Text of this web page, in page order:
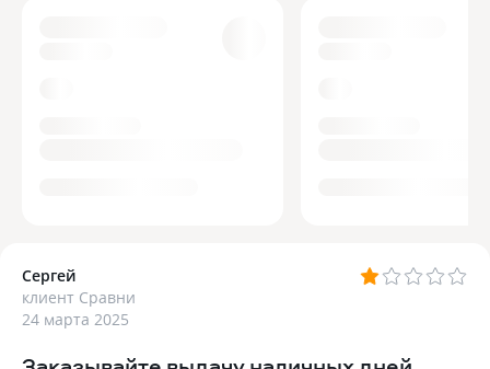
Сергей
клиент Сравни
24 марта 2025